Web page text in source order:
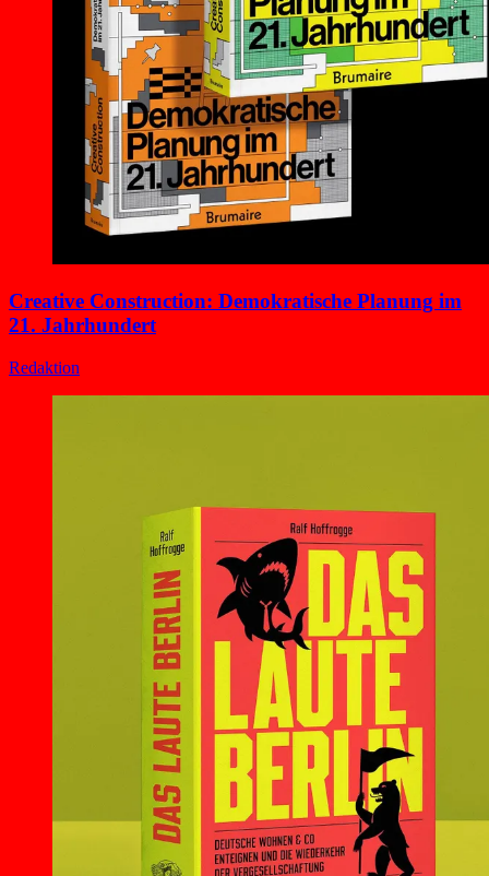
Creative Construction: Demokratische Planung im
21. Jahrhundert
Redaktion